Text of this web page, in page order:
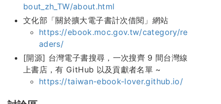
bout_zh_TW/about.html
文化部「關於擴大電子書計次借閱」網站
https://ebook.moc.gov.tw/category/re
aders/
[開源] 台灣電子書搜尋，一次搜齊 9 間台灣線
上書店，有 GitHub 以及貢獻者名單 ~
https://taiwan-ebook-lover.github.io/